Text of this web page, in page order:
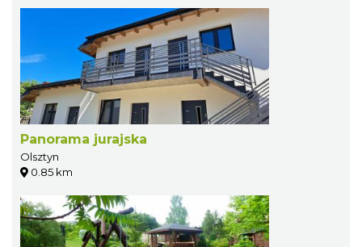
Panorama jurajska
Olsztyn
0.85 km